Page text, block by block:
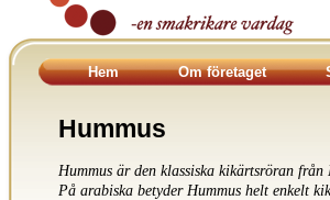
Hem Om företaget
Hummus
Hummus är den klassiska kikärtsröran från
På arabiska betyder Hummus helt enkelt